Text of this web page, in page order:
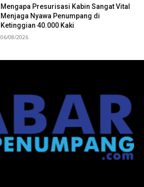
Mengapa Presurisasi Kabin Sangat Vital
Menjaga Nyawa Penumpang di
Ketinggian 40.000 Kaki
06/08/2026